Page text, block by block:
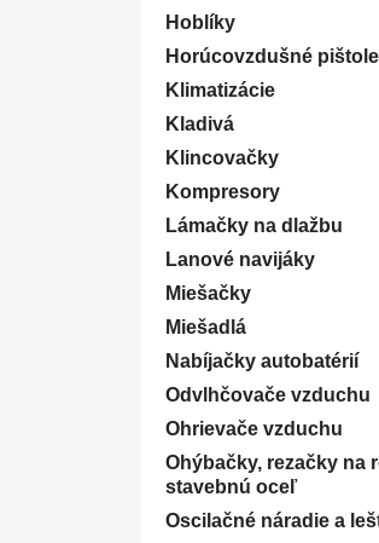
Hoblíky
Horúcovzdušné pištole
Klimatizácie
Kladivá
Klincovačky
Kompresory
Lámačky na dlažbu
Lanové navijáky
Miešačky
Miešadlá
Nabíjačky autobatérií
Odvlhčovače vzduchu
Ohrievače vzduchu
Ohýbačky, rezačky na
stavebnú oceľ
Oscilačné náradie a